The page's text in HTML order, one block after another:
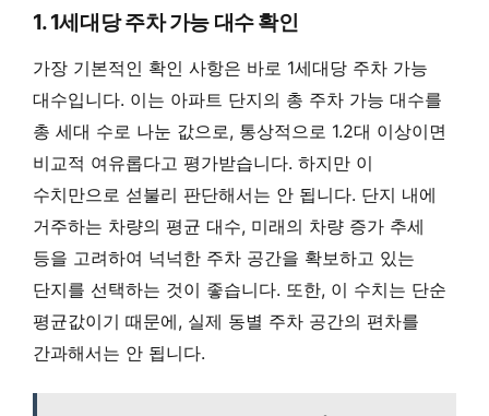
1. 1세대당 주차 가능 대수 확인
가장 기본적인 확인 사항은 바로 1세대당 주차 가능
대수입니다. 이는 아파트 단지의 총 주차 가능 대수를
총 세대 수로 나눈 값으로, 통상적으로 1.2대 이상이면
비교적 여유롭다고 평가받습니다. 하지만 이
수치만으로 섣불리 판단해서는 안 됩니다. 단지 내에
거주하는 차량의 평균 대수, 미래의 차량 증가 추세
등을 고려하여 넉넉한 주차 공간을 확보하고 있는
단지를 선택하는 것이 좋습니다. 또한, 이 수치는 단순
평균값이기 때문에, 실제 동별 주차 공간의 편차를
간과해서는 안 됩니다.